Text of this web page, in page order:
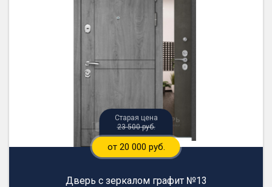
23 500 руб.
от 20 000 руб.
Дверь с зеркалом графит №13